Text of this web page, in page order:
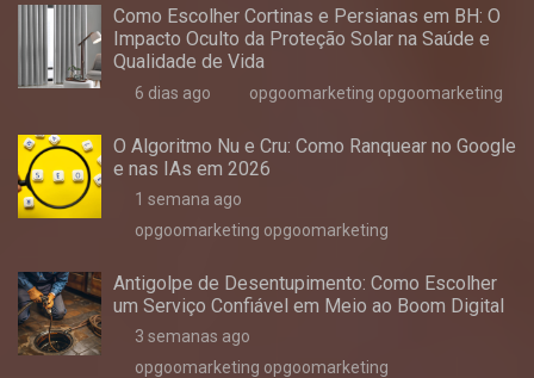
Como Escolher Cortinas e Persianas em BH: O
Impacto Oculto da Proteção Solar na Saúde e
Qualidade de Vida
6 dias ago opgoomarketing opgoomarketing
O Algoritmo Nu e Cru: Como Ranquear no Google
e nas IAs em 2026
1 semana ago
opgoomarketing opgoomarketing
Antigolpe de Desentupimento: Como Escolher
um Serviço Confiável em Meio ao Boom Digital
3 semanas ago
opgoomarketing opgoomarketing